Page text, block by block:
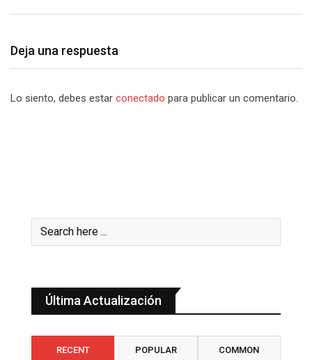
Deja una respuesta
Lo siento, debes estar conectado para publicar un comentario.
Última Actualización
RECENT POPULAR COMMON